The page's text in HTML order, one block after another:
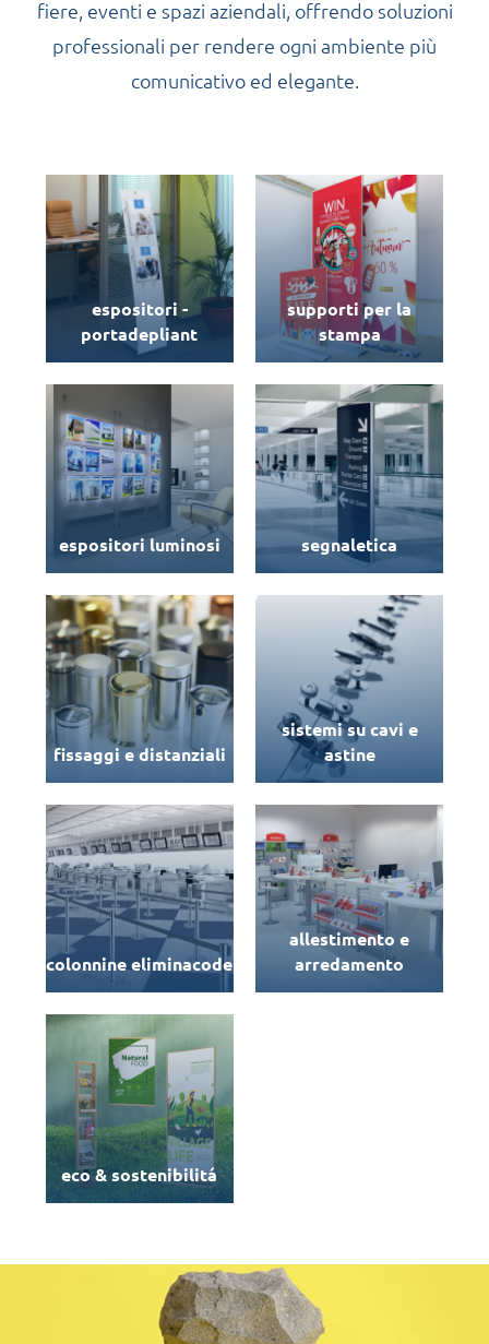
fiere, eventi e spazi aziendali, offrendo soluzioni
professionali per rendere ogni ambiente più
comunicativo ed elegante.
espositori -
portadepliant
supporti per la
stampa
espositori luminosi segnaletica
fissaggi e distanziali
sistemi su cavi e
astine
colonnine eliminacode
allestimento e
arredamento
eco & sostenibilitá